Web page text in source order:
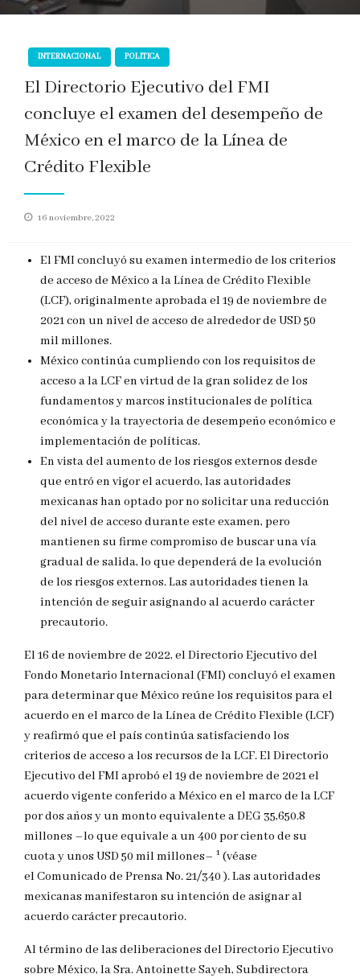
INTERNACIONAL POLITICA
El Directorio Ejecutivo del FMI
concluye el examen del desempeño de
México en el marco de la Línea de
Crédito Flexible
Publicado
16 noviembre, 2022
El FMI concluyó su examen intermedio de los criterios
de acceso de México a la Línea de Crédito Flexible
(LCF), originalmente aprobada el 19 de noviembre de
2021 con un nivel de acceso de alrededor de USD 50
mil millones.
México continúa cumpliendo con los requisitos de
acceso a la LCF en virtud de la gran solidez de los
fundamentos y marcos institucionales de política
económica y la trayectoria de desempeño económico e
implementación de políticas.
En vista del aumento de los riesgos externos desde
que entró en vigor el acuerdo, las autoridades
mexicanas han optado por no solicitar una reducción
del nivel de acceso durante este examen, pero
mantienen su firme compromiso de buscar una vía
gradual de salida, lo que dependerá de la evolución
de los riesgos externos. Las autoridades tienen la
intención de seguir asignando al acuerdo carácter
precautorio.
El 16 de noviembre de 2022, el Directorio Ejecutivo del
Fondo Monetario Internacional (FMI) concluyó el examen
para determinar que México reúne los requisitos para el
acuerdo en el marco de la Línea de Crédito Flexible (LCF)
y reafirmó que el país continúa satisfaciendo los
criterios de acceso a los recursos de la LCF. El Directorio
Ejecutivo del FMI aprobó el 19 de noviembre de 2021 el
acuerdo vigente conferido a México en el marco de la LCF
por dos años y un monto equivalente a DEG 35,650.8
millones –lo que equivale a un 400 por ciento de su
cuota y unos USD 50 mil millones– 1 (véase
el Comunicado de Prensa No. 21/340 ). Las autoridades
mexicanas manifestaron su intención de asignar al
acuerdo carácter precautorio.
Al término de las deliberaciones del Directorio Ejecutivo
sobre México, la Sra. Antoinette Sayeh, Subdirectora